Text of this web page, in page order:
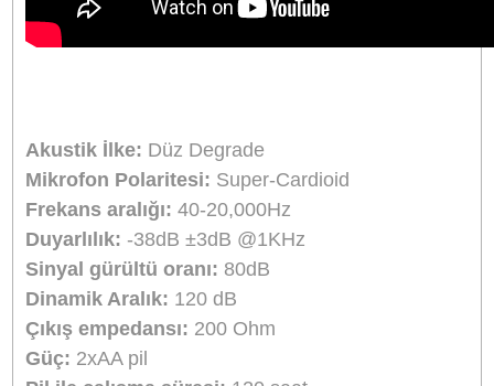
mikrofonudur.
anahtarına sahiptir. Ayrıca, istenmeyen düşük
frekanslı gürültüyü ve gürültüyü çıkarmak için
Hz'de değiştirilebilir bir yüksek geçirgen filtreye
sahiptir.
- Net ve hassas ses için yayın kalitesinde
- Düşük Gürültü ve Daha Yüksek Hassasiyet
- İki kademeli Yüksek Geçiş Filtresi (düz, 80Hz)